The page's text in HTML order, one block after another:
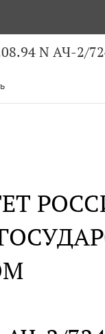
N АЧ-2/